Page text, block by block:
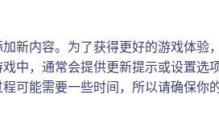
新内容。为了获得更好的游戏体验
中，通常会提供更新提示或设置选项
可能需要一些时间，所以请确保你